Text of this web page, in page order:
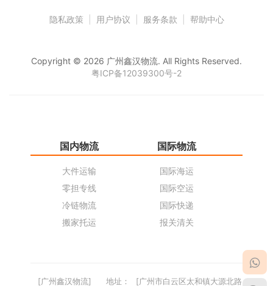
隐私政策 用户协议 服务条款 帮助中心
Copyright © 2026 广州鑫汉物流. All Rights Reserved.
粤ICP备12039300号-2
国内物流
大件运输
零担专线
冷链物流
搬家托运
国际物流
国际海运
国际空运
国际快递
报关清关
[广州鑫汉物流] 地址： [广州市白云区太和镇大源北路